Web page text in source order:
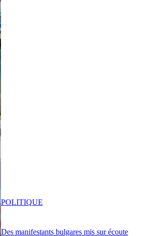
Des manifestants bulgares mis sur écoute
POLITIQUE